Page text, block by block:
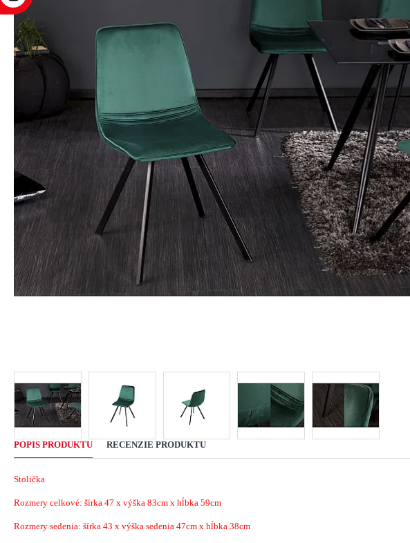
POPIS PRODUKTU RECENZIE PRODUKTU
Stolička
Rozmery celkové: šírka 47 x výška 83cm x hĺbka 59cm
Rozmery sedenia: šírka 43 x výška sedenia 47cm x hĺbka 38cm